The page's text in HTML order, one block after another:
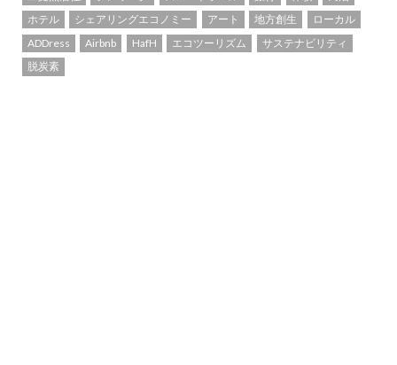
ホテル
シェアリングエコノミー アート 地方創生
ローカル
ADDress
Airbnb HafH エコツーリズム
サステナビリティ
脱炭素